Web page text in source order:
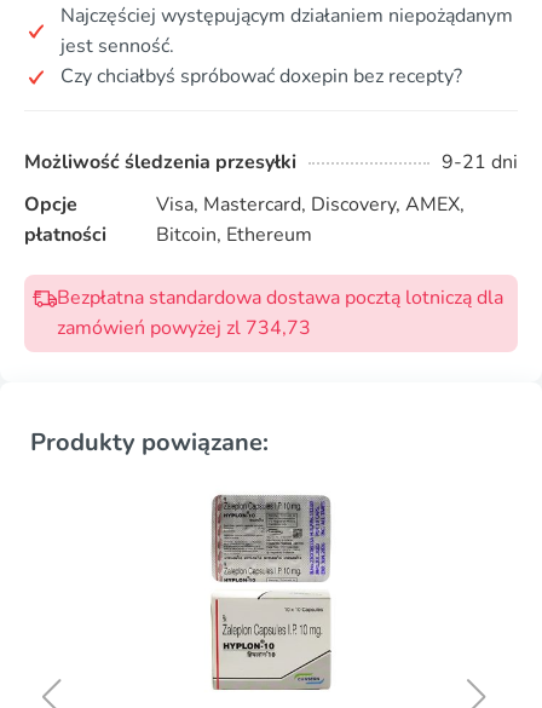
Najczęściej występującym działaniem niepożądanym
jest senność.
Czy chciałbyś spróbować doxepin bez recepty?
Możliwość śledzenia przesyłki
9-21 dni
Opcje
płatności
Visa, Mastercard, Discovery, AMEX,
Bitcoin, Ethereum
Bezpłatna standardowa dostawa pocztą lotniczą dla
zamówień powyżej zl 734,73
Produkty powiązane:
Toficalm